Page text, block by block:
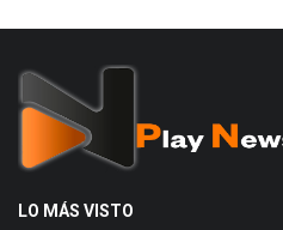
LO MÁS VISTO